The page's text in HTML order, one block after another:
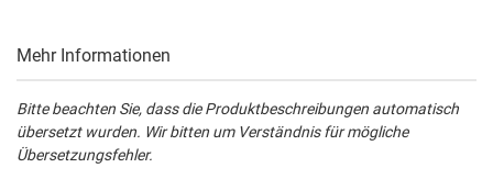
Mehr Informationen
Bitte beachten Sie, dass die Produktbeschreibungen automatisch
übersetzt wurden. Wir bitten um Verständnis für mögliche
Übersetzungsfehler.